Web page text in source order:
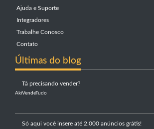
Ajuda e Suporte
Integradores
Trabalhe Conosco
Contato
Últimas do blog
Tá precisando vender?
AkiVendeTudo
Só aqui você insere até 2.000 anúncios grátis!